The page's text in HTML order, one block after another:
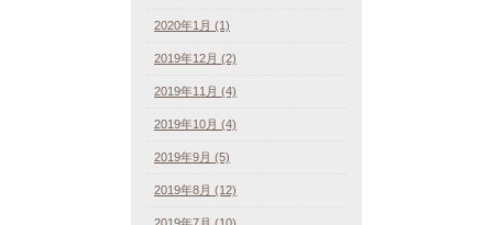
2020年1月 (1)
2019年12月 (2)
2019年11月 (4)
2019年10月 (4)
2019年9月 (5)
2019年8月 (12)